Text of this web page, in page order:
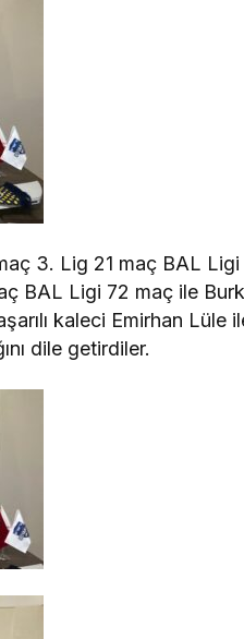
3. Lig 21 maç BAL
BAL Ligi 72 maç ile
kaleci Emirhan Lüle
dile getirdiler.